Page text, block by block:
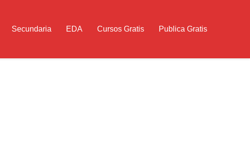
Secundaria EDA Cursos Gratis Publica Gratis